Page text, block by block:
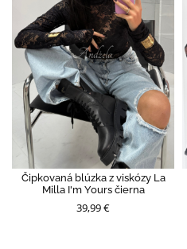
Čipkovaná blúzka z viskózy La
Milla I'm Yours čierna
39,99 €